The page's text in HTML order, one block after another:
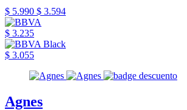
$ 5.990 $ 3.594
$ 3.235
$ 3.055
Agnes